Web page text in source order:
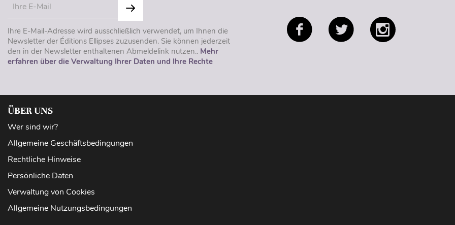
Ihre E-Mail-Adresse wird ausschließlich verwendet, um Ihnen die
Newsletter der Éditions Ellipses zuzusenden. Sie können jederzeit
den in der Newsletter enthaltenen Abmeldelink nutzen.. Mehr
erfahren über die Verwaltung Ihrer Daten und Ihre Rechte
ÜBER UNS
Wer sind wir?
Allgemeine Geschäftsbedingungen
Rechtliche Hinweise
Persönliche Daten
Verwaltung von Cookies
Allgemeine Nutzungsbedingungen